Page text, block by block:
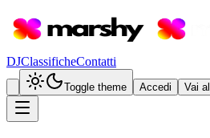
DJClassificheContatti
Toggle theme Accedi Vai